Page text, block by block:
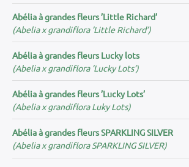
Abélia à grandes fleurs ’Little Richard’
(Abelia x grandiflora ’Little Richard’)
Abélia à grandes fleurs Lucky lots
(Abelia x grandiflora ’Lucky Lots’)
Abélia à grandes fleurs ’Lucky Lots’
(Abelia x grandiflora Luky Lots)
Abélia à grandes fleurs SPARKLING SILVER
(Abelia x grandiflora SPARKLING SILVER)